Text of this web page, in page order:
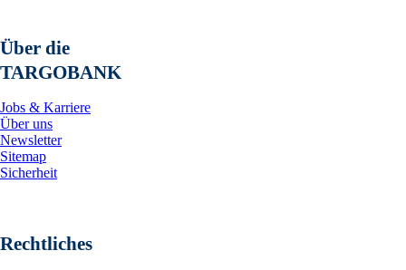
Über die
TARGOBANK
Jobs & Karriere
Über uns
Newsletter
Sitemap
Sicherheit
Rechtliches